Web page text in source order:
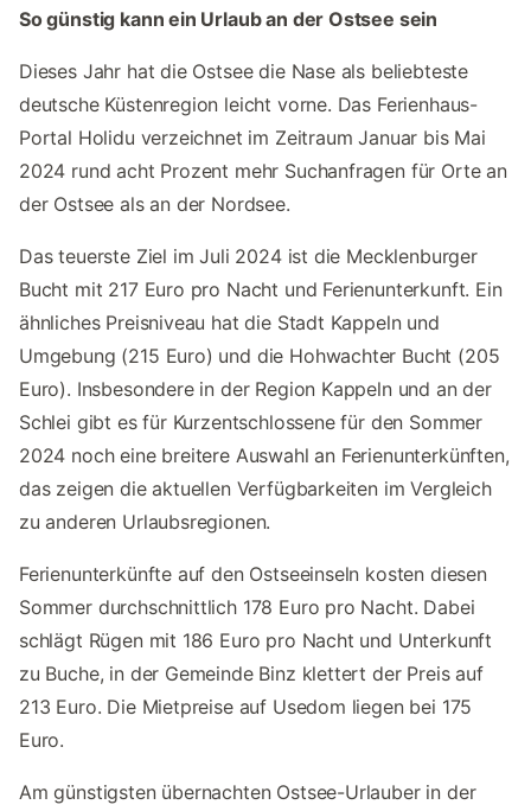
So günstig kann ein Urlaub an der Ostsee sein
Dieses Jahr hat die Ostsee die Nase als beliebteste
deutsche Küstenregion leicht vorne. Das Ferienhaus-
Portal Holidu verzeichnet im Zeitraum Januar bis Mai
2024 rund acht Prozent mehr Suchanfragen für Orte an
der Ostsee als an der Nordsee.
Das teuerste Ziel im Juli 2024 ist die Mecklenburger
Bucht mit 217 Euro pro Nacht und Ferienunterkunft. Ein
ähnliches Preisniveau hat die Stadt Kappeln und
Umgebung (215 Euro) und die Hohwachter Bucht (205
Euro). Insbesondere in der Region Kappeln und an der
Schlei gibt es für Kurzentschlossene für den Sommer
2024 noch eine breitere Auswahl an Ferienunterkünften,
das zeigen die aktuellen Verfügbarkeiten im Vergleich
zu anderen Urlaubsregionen.
Ferienunterkünfte auf den Ostseeinseln kosten diesen
Sommer durchschnittlich 178 Euro pro Nacht. Dabei
schlägt Rügen mit 186 Euro pro Nacht und Unterkunft
zu Buche, in der Gemeinde Binz klettert der Preis auf
213 Euro. Die Mietpreise auf Usedom liegen bei 175
Euro.
Am günstigsten übernachten Ostsee-Urlauber in der